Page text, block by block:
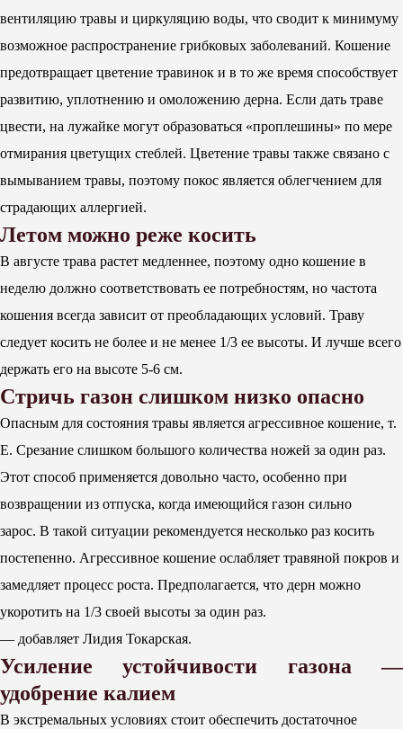
вентиляцию травы и циркуляцию воды, что сводит к минимуму
возможное распространение грибковых заболеваний. Кошение
предотвращает цветение травинок и в то же время способствует
развитию, уплотнению и омоложению дерна. Если дать траве
цвести, на лужайке могут образоваться «проплешины» по мере
отмирания цветущих стеблей. Цветение травы также связано с
вымыванием травы, поэтому покос является облегчением для
страдающих аллергией.
Летом можно реже косить
В августе трава растет медленнее, поэтому одно кошение в
неделю должно соответствовать ее потребностям, но частота
кошения всегда зависит от преобладающих условий. Траву
следует косить не более и не менее 1/3 ее высоты. И лучше всего
держать его на высоте 5-6 см.
Стричь газон слишком низко опасно
Опасным для состояния травы является агрессивное кошение, т.
Е. Срезание слишком большого количества ножей за один раз.
Этот способ применяется довольно часто, особенно при
возвращении из отпуска, когда имеющийся газон сильно
зарос. В такой ситуации рекомендуется несколько раз косить
постепенно. Агрессивное кошение ослабляет травяной покров и
замедляет процесс роста. Предполагается, что дерн можно
укоротить на 1/3 своей высоты за один раз.
— добавляет Лидия Токарская.
Усиление устойчивости газона —
удобрение калием
В экстремальных условиях стоит обеспечить достаточное